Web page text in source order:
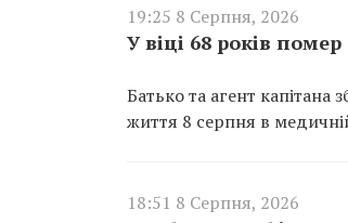
19:25 8 Серпня, 2026
У віці 68 років
Батько та агент капітана
життя 8 серпня в
18:51 8 Серпня, 2026